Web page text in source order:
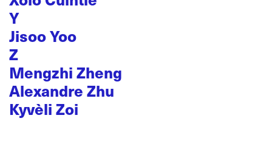
Y
Jisoo Yoo
Z
Mengzhi Zheng
Alexandre Zhu
Kyvèli Zoi